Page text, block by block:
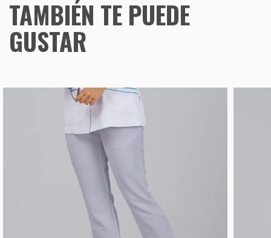
TAMBIÉN TE PUEDE
GUSTAR